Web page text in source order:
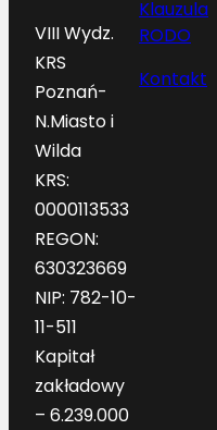
VIII Wydz.
KRS
Poznań-
N.Miasto i
Wilda
KRS:
0000113533
REGON:
630323669
NIP: 782-10-
11-511
Kapitał
zakładowy
– 6.239.000
Klauzula
RODO
Kontakt